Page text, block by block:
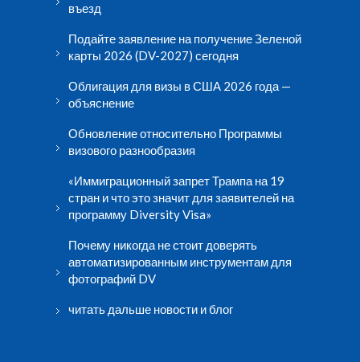
въезд
Подайте заявление на получение Зеленой
карты 2026 (DV-2027) сегодня
Облигация для визы в США 2026 года —
объяснение
Обновление относительно Программы
визового разнообразия
«Иммиграционный запрет Трампа на 19
стран и что это значит для заявителей на
программу Diversity Visa»
Почему никогда не стоит доверять
автоматизированным инструментам для
фотографий DV
читать дальше новости и блог